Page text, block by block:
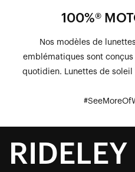
100%®
Nos modèles de
emblématiques sont
quotidien. Lunettes de soleil
RIDELEY